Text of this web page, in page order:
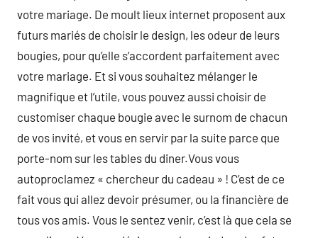
votre mariage. De moult lieux internet proposent aux
futurs mariés de choisir le design, les odeur de leurs
bougies, pour qu’elle s’accordent parfaitement avec
votre mariage. Et si vous souhaitez mélanger le
magnifique et l’utile, vous pouvez aussi choisir de
customiser chaque bougie avec le surnom de chacun
de vos invité, et vous en servir par la suite parce que
porte-nom sur les tables du diner.Vous vous
autoproclamez « chercheur du cadeau » ! C’est de ce
fait vous qui allez devoir présumer, ou la financière de
tous vos amis. Vous le sentez venir, c’est là que cela se